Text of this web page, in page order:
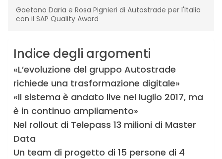
Gaetano Daria e Rosa Pignieri di Autostrade per l'Italia
con il SAP Quality Award
Indice degli argomenti
«L’evoluzione del gruppo Autostrade
richiede una trasformazione digitale»
«Il sistema è andato live nel luglio 2017, ma
è in continuo ampliamento»
Nel rollout di Telepass 13 milioni di Master
Data
Un team di progetto di 15 persone di 4